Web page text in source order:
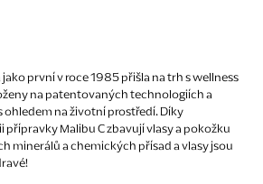
jako první v roce 1985 přišla na trh s wellness
na patentovaných technologiích a
na životní prostředí. Díky
Malibu C zbavují vlasy a pokožku
minerálů a chemických přísad a vlasy jsou